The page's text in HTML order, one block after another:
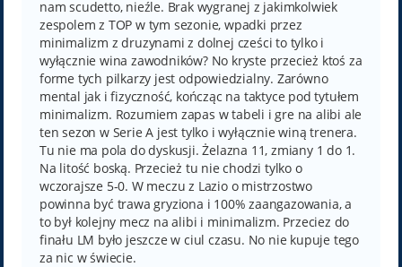
nam scudetto, nieźle. Brak wygranej z jakimkolwiek
zespolem z TOP w tym sezonie, wpadki przez
minimalizm z druzynami z dolnej cześci to tylko i
wyłącznie wina zawodników? No kryste przecież ktoś za
forme tych pilkarzy jest odpowiedzialny. Zarówno
mental jak i fizyczność, kończąc na taktyce pod tytułem
minimalizm. Rozumiem zapas w tabeli i gre na alibi ale
ten sezon w Serie A jest tylko i wyłącznie winą trenera.
Tu nie ma pola do dyskusji. Żelazna 11, zmiany 1 do 1.
Na litość boską. Przecież tu nie chodzi tylko o
wczorajsze 5-0. W meczu z Lazio o mistrzostwo
powinna być trawa gryziona i 100% zaangazowania, a
to był kolejny mecz na alibi i minimalizm. Przeciez do
finału LM było jeszcze w ciul czasu. No nie kupuje tego
za nic w świecie.